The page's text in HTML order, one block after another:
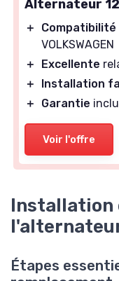
Alternateur
＋ Compatibilité
VOLKSWAGEN
＋
Excellente
＋
Installation
＋
Garantie
Voir l'offre
Installation
Étapes